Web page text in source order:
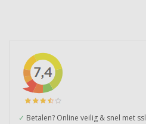
✓ Betalen? Online veilig & snel met ssl